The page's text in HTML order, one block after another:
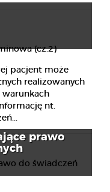
pacjent może
realizowanych
warunkach
nt.
prawo